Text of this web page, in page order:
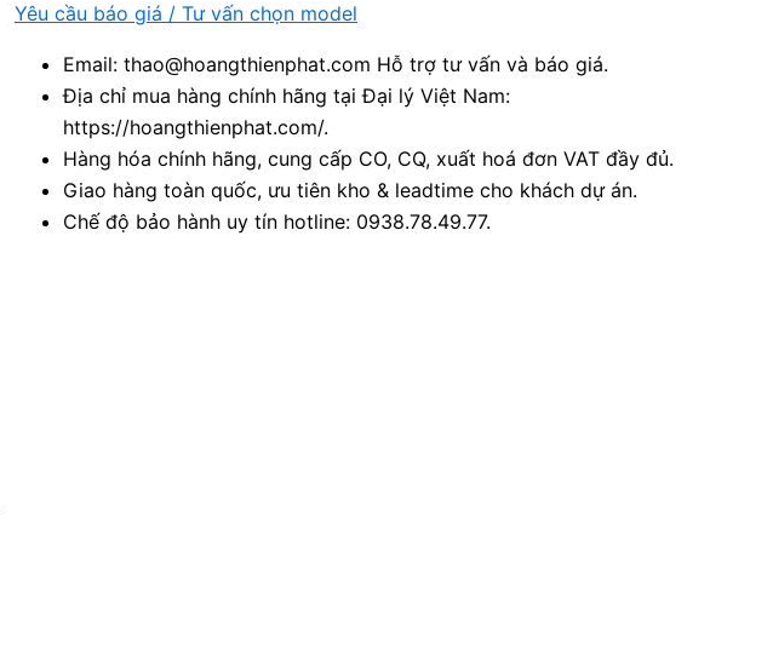
Yêu cầu báo giá / Tư vấn chọn model
Email: thao@hoangthienphat.com Hỗ trợ tư vấn và báo giá.
Địa chỉ mua hàng chính hãng tại Đại lý Việt Nam:
https://hoangthienphat.com/.
Hàng hóa chính hãng, cung cấp CO, CQ, xuất hoá đơn VAT đầy đủ.
Giao hàng toàn quốc, ưu tiên kho & leadtime cho khách dự án.
Chế độ bảo hành uy tín hotline: 0938.78.49.77.